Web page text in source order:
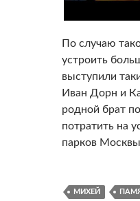
По случаю
устроить
выступили
Иван Дорн и
родной брат
потратить на
парков
МИХЕЙ